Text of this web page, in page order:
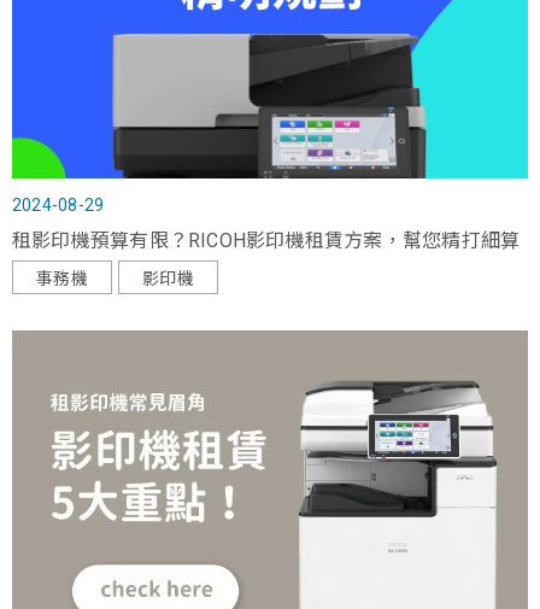
2024-08-29
租影印機預算有限？RICOH影印機租賃方案，幫您精打細算
事務機 影印機